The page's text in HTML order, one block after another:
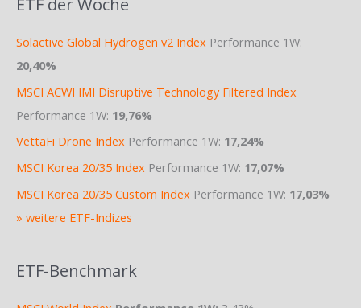
Solactive Global Hydrogen v2 Index Performance 1W:
20,40%
MSCI ACWI IMI Disruptive Technology Filtered Index
Performance 1W: 19,76%
VettaFi Drone Index Performance 1W: 17,24%
MSCI Korea 20/35 Index Performance 1W: 17,07%
MSCI Korea 20/35 Custom Index Performance 1W: 17,03%
» weitere ETF-Indizes
ETF-Benchmark